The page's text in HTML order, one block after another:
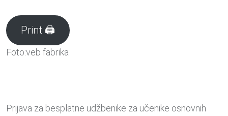
Print 🖨
Foto:veb fabrika
Prijava za besplatne udžbenike za učenike osnovnih